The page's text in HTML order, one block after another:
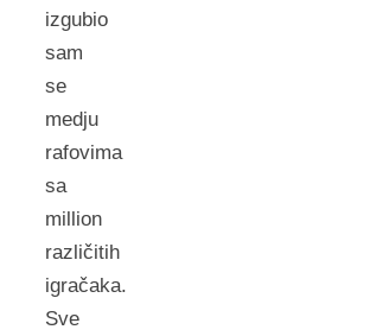
izgubio
sam
se
medju
rafovima
sa
million
različitih
igračaka.
Sve